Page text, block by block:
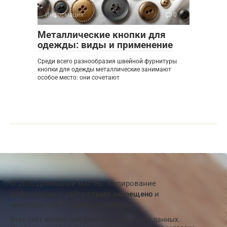
Информация 0
Металлические кнопки для
одежды: виды и применение
Среди всего разнообразия швейной фурнитуры
кнопки для одежды металлические занимают
особое место: они сочетают
© 2026 Домашний мастер. Копирование
строго запрещено и
преследуется в судебном порядке
Этот сайт использует
для хранения данных.